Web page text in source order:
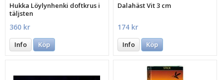
Hukka Löylynhenki doftkrus i
täljsten
360 kr
Info Köp
Dalahäst Vit 3 cm
174 kr
Info Köp